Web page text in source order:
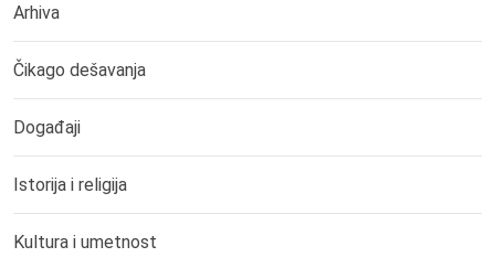
Arhiva
Čikago dešavanja
Događaji
Istorija i religija
Kultura i umetnost